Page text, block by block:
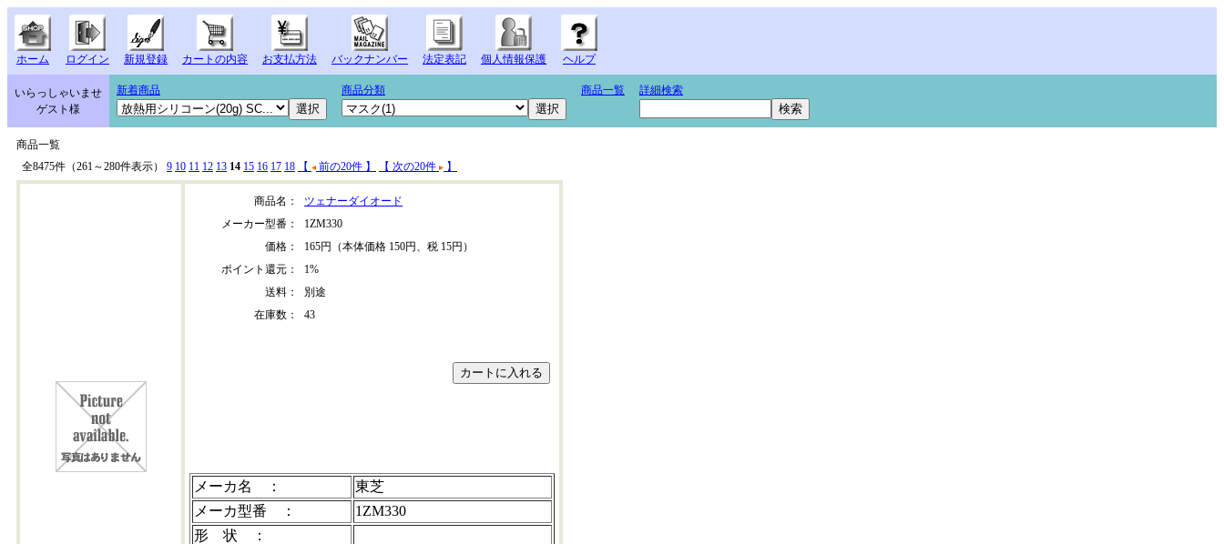
ホーム ログイン 新規登録 カートの内容 お支払方法 バックナンバー 法定表記 個人情報保護 ヘルプ
いらっしゃいませ
ゲスト様
新着商品 商品分類 商品一覧 詳細検索
商品一覧
全8475件（261～280件表示） 9 10 11 12 13 14 15 16 17 18 【 前の20件 】 【 次の20件 】
商品名：
ツェナーダイオード
メーカー型番：
1ZM330
価格：
165円（本体価格 150円、税 15円）
ポイント還元：
1%
送料：
別途
在庫数：
43
メーカ名 ：
東芝
メーカ型番 ：
1ZM330
形 状 ：